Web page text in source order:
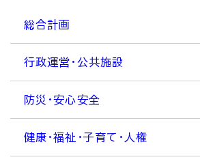
総合計画
行政運営・公共施設
防災・安心安全
健康・福祉・子育て・人権